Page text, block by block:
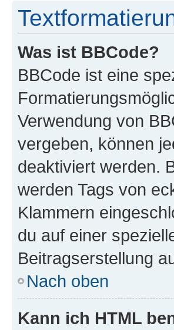
Was ist BBCode?
BBCode ist eine
Verwendung von
vergeben, können
deaktiviert werden.
werden Tags von
Klammern
du auf einer
Beitragserstellung
Nach oben
Kann ich HTML